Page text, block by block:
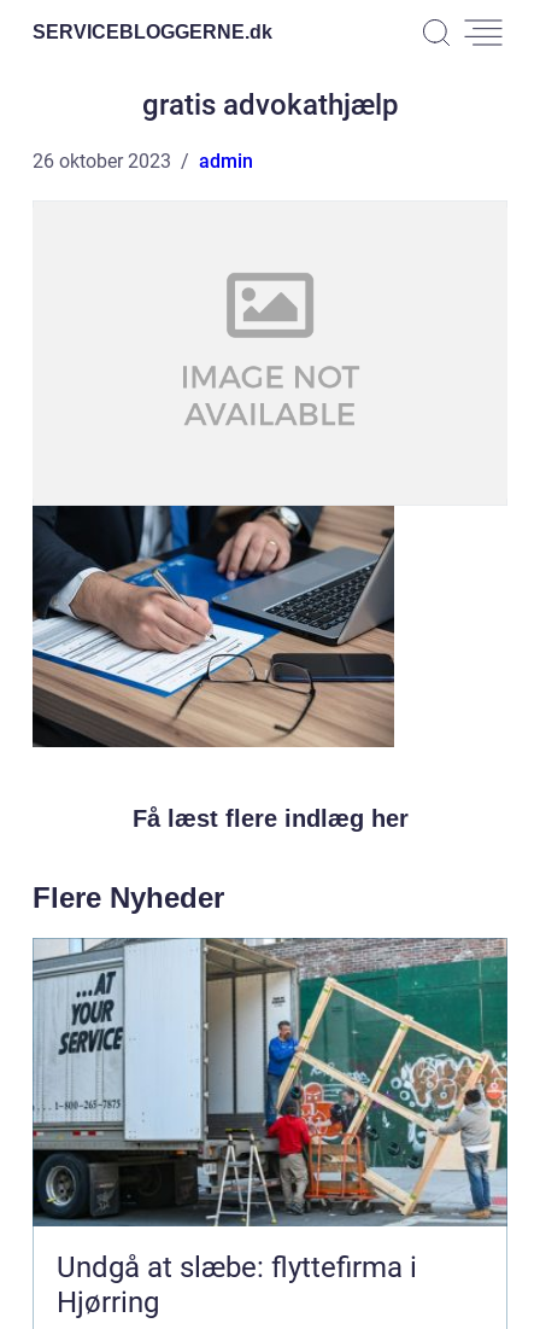
SERVICEBLOGGERNE.dk
gratis advokathjælp
26 oktober 2023 admin
Få læst flere indlæg her
Flere Nyheder
Undgå at slæbe: flyttefirma i
Hjørring